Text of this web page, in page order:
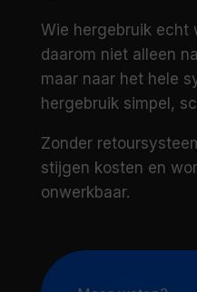
Wie hergebruik echt
daarom niet alleen
maar naar het hele
hergebruik simpel,
Zonder
stijgen kosten en
onwerkbaar.